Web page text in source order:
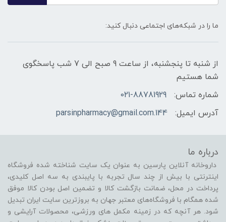
ما را در شبکه‌های اجتماعی دنبال کنید:
از شنبه تا پنجشنبه، از ساعت 9 صبح الی 7 شب پاسخگوی
شما هستیم
شماره تماس:
021-88781929
آدرس ایمیل:
144.parsinpharmacy@gmail.com
درباره ما
داروخانه آنلاین پارسین به عنوان یک سایت شناخته شده فروشگاه
اینترنتی با بیش از چند سال تجربه با پایبندی به سه اصل کلیدی،
پرداخت در محل، ضمانت بازگشت کالا و تضمین اصل بودن کالا موفق
شده همگام با فروشگاه‌های معتبر جهان به بروزترین سایت ایران تبدیل
شود. هر آنچه که در زمینه مکمل های ورزشی، محصولات آرایشی و